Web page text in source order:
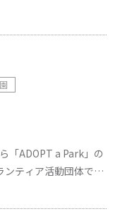
「ADOPT a Park」の
ンティア活動団体で